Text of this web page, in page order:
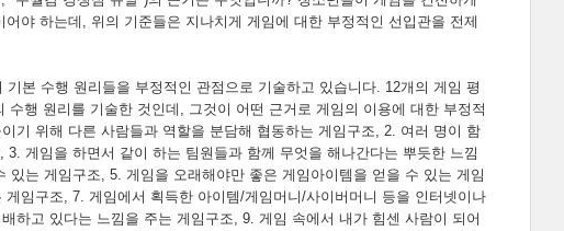
야 하는데, 위의 기준들은 지나치게 게임에 대한 부정적인 선입관을 전제
본 수행 원리들을 부정적인 관점으로 기술하고 있습니다. 12개의 게임 평
행 원리를 기술한 것인데, 그것이 어떤 근거로 게임의 이용에 대한 부정적
기 위해 다른 사람들과 역할을 분담해 협동하는 게임구조, 2. 여러 명이 함
게임을 하면서 같이 하는 팀원들과 함께 무엇을 해나간다는 뿌듯한 느낌
는 게임구조, 5. 게임을 오래해야만 좋은 게임아이템을 얻을 수 있는 게임
임구조, 7. 게임에서 획득한 아이템/게임머니/사이버머니 등을 인터넷이나
하고 있다는 느낌을 주는 게임구조, 9. 게임 속에서 내가 힘센 사람이 되어